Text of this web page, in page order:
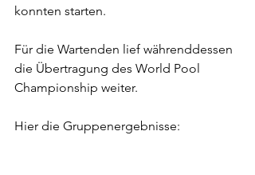
konnten starten.
Für die Wartenden lief währenddessen
die Übertragung des World Pool
Championship weiter.
Hier die Gruppenergebnisse: